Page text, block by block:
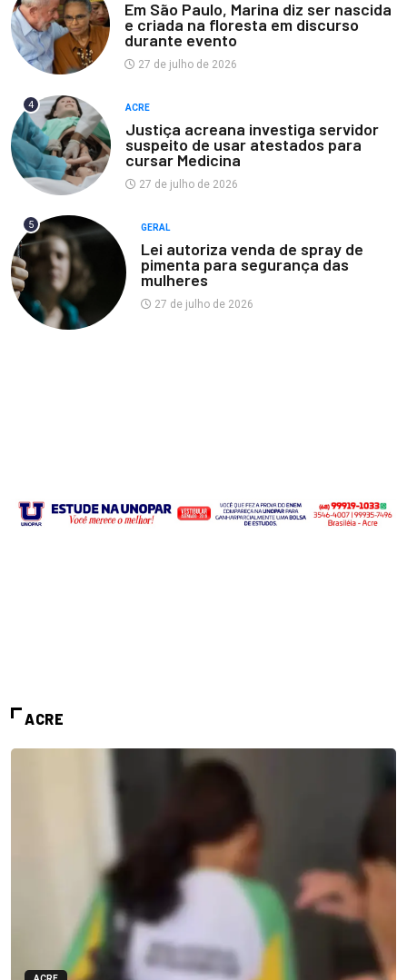
Em São Paulo, Marina diz ser nascida
e criada na floresta em discurso
durante evento
27 de julho de 2026
4 ACRE
Justiça acreana investiga servidor
suspeito de usar atestados para
cursar Medicina
27 de julho de 2026
5 GERAL
Lei autoriza venda de spray de
pimenta para segurança das
mulheres
27 de julho de 2026
ACRE